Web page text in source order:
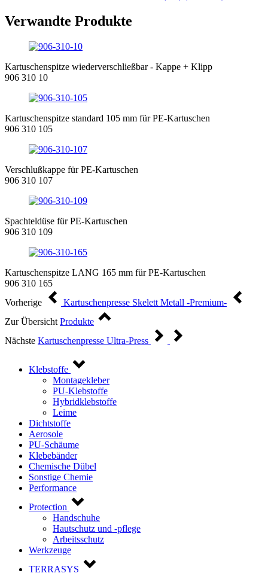
Verwandte Produkte
Kartuschenspitze wiederverschließbar - Kappe + Klipp
906 310 10
Kartuschenspitze standard 105 mm für PE-Kartuschen
906 310 105
Verschlußkappe für PE-Kartuschen
906 310 107
Spachteldüse für PE-Kartuschen
906 310 109
Kartuschenspitze LANG 165 mm für PE-Kartuschen
906 310 165
Vorherige
Kartuschenpresse Skelett Metall -Premium-
Zur Übersicht Produkte
Nächste Kartuschenpresse Ultra-Press
Klebstoffe
Montagekleber
PU-Klebstoffe
Hybridklebstoffe
Leime
Dichtstoffe
Aerosole
PU-Schäume
Klebebänder
Chemische Dübel
Sonstige Chemie
Performance
Protection
Handschuhe
Hautschutz und -pflege
Arbeitsschutz
Werkzeuge
TERRASYS